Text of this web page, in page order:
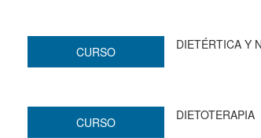
CURSO DIETÉRTICA Y
CURSO DIETOTERAPIA